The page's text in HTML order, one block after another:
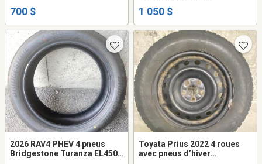
700 $ 1 050 $
2026 RAV4 PHEV 4 pneus
Bridgestone Turanza EL450
Toyata Prius 2022 4 roues
avec pneus d’hiver